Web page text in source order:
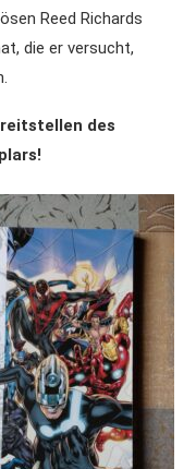
Reed Richards
die er versucht,
des